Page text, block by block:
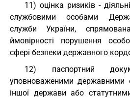
11) оцінка ризиків -
службовими особами
служби України,
ймовірності порушення
сфері безпеки державного
12) паспортний
уповноваженими державними
іншої держави або